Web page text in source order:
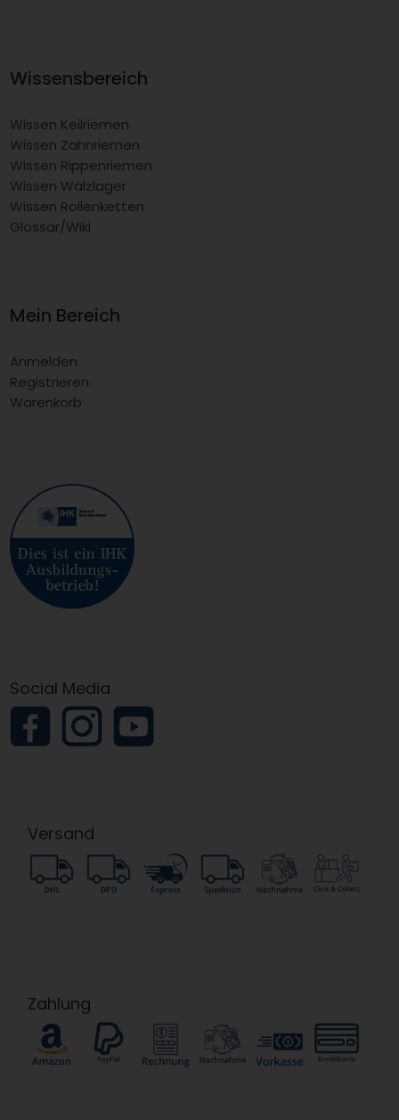
Wissensbereich
Wissen Keilriemen
Wissen Zahnriemen
Wissen Rippenriemen
Wissen Wälzlager
Wissen Rollenketten
Glossar/Wiki
Mein Bereich
Anmelden
Registrieren
Warenkorb
Social Media
Versand
Zahlung